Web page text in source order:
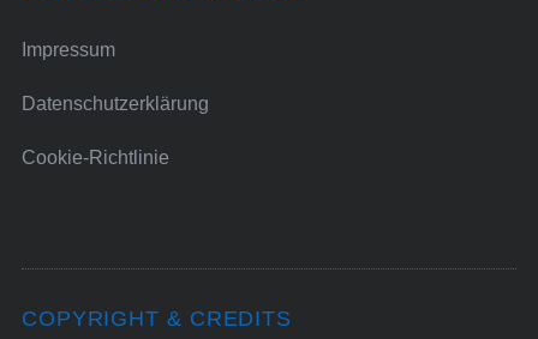
Impressum
Datenschutzerklärung
Cookie-Richtlinie
COPYRIGHT & CREDITS